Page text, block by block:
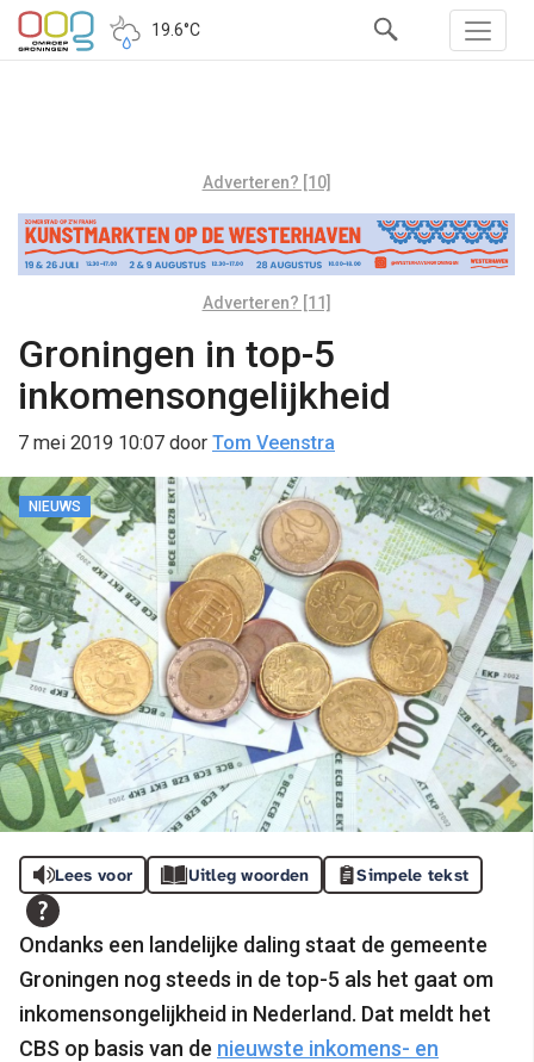
19.6°C
Adverteren? [10]
Adverteren? [11]
Groningen in top-5
inkomensongelijkheid
7 mei 2019 10:07 door Tom Veenstra
NIEUWS
Lees voor Uitleg woorden Simpele tekst
Ondanks een landelijke daling staat de gemeente
Groningen nog steeds in de top-5 als het gaat om
inkomensongelijkheid in Nederland. Dat meldt het
CBS op basis van de nieuwste inkomens- en